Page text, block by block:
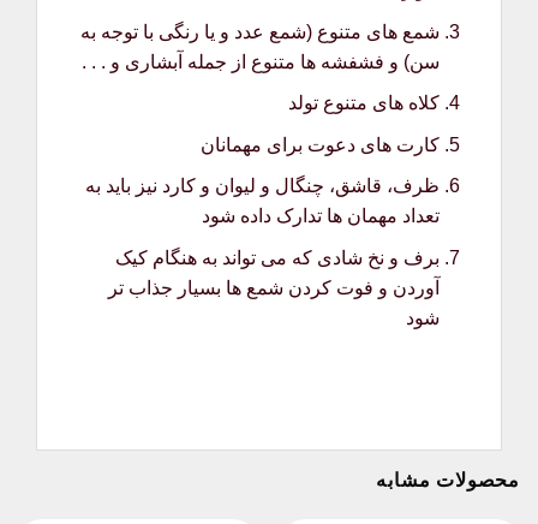
شمع های متنوع (شمع عدد و یا رنگی با توجه به
سن) و فشفشه ها متنوع از جمله آبشاری و . . .
کلاه های متنوع تولد
کارت های دعوت برای مهمانان
ظرف، قاشق، چنگال و لیوان و کارد نیز باید به
تعداد مهمان ها تدارک داده شود
برف و نخ شادی که می تواند به هنگام کیک
آوردن و فوت کردن شمع ها بسیار جذاب تر
شود
محصولات مشابه